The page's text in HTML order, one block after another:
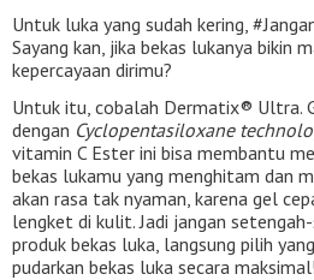
Untuk luka yang sudah kering,
Sayang kan, jika bekas lukanya bikin
kepercayaan dirimu?
Untuk itu, cobalah Dermatix® Ultra.
dengan Cyclopentasiloxane
vitamin C Ester ini bisa membantu
bekas lukamu yang menghitam dan
akan rasa tak nyaman, karena gel
lengket di kulit. Jadi jangan
produk bekas luka, langsung pilih
pudarkan bekas luka secara maksimal!